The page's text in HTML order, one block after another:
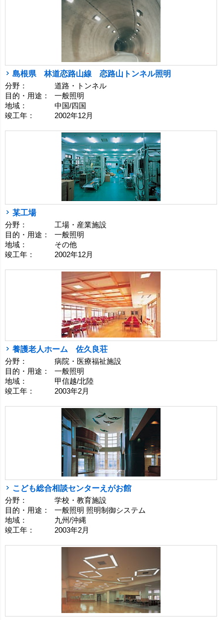
島根県 林道恋路山線 恋路山トンネル照明
分野：
道路・トンネル
目的・用途：
一般照明
地域：
中国/四国
竣工年：
2002年12月
某工場
分野：
工場・産業施設
目的・用途：
一般照明
地域：
その他
竣工年：
2002年12月
養護老人ホーム 佐久良荘
分野：
病院・医療福祉施設
目的・用途：
一般照明
地域：
甲信越/北陸
竣工年：
2003年2月
こども総合相談センターえがお館
分野：
学校・教育施設
目的・用途：
一般照明 照明制御システム
地域：
九州/沖縄
竣工年：
2003年2月